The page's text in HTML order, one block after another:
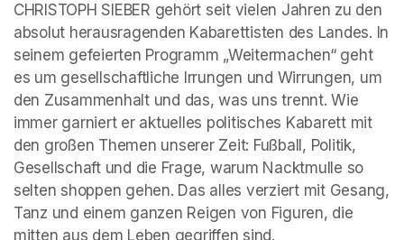
CHRISTOPH SIEBER gehört seit vielen Jahren zu den
absolut herausragenden Kabarettisten des Landes. In
seinem gefeierten Programm „Weitermachen“ geht
es um gesellschaftliche Irrungen und Wirrungen, um
den Zusammenhalt und das, was uns trennt. Wie
immer garniert er aktuelles politisches Kabarett mit
den großen Themen unserer Zeit: Fußball, Politik,
Gesellschaft und die Frage, warum Nacktmulle so
selten shoppen gehen. Das alles verziert mit Gesang,
Tanz und einem ganzen Reigen von Figuren, die
mitten aus dem Leben gegriffen sind.